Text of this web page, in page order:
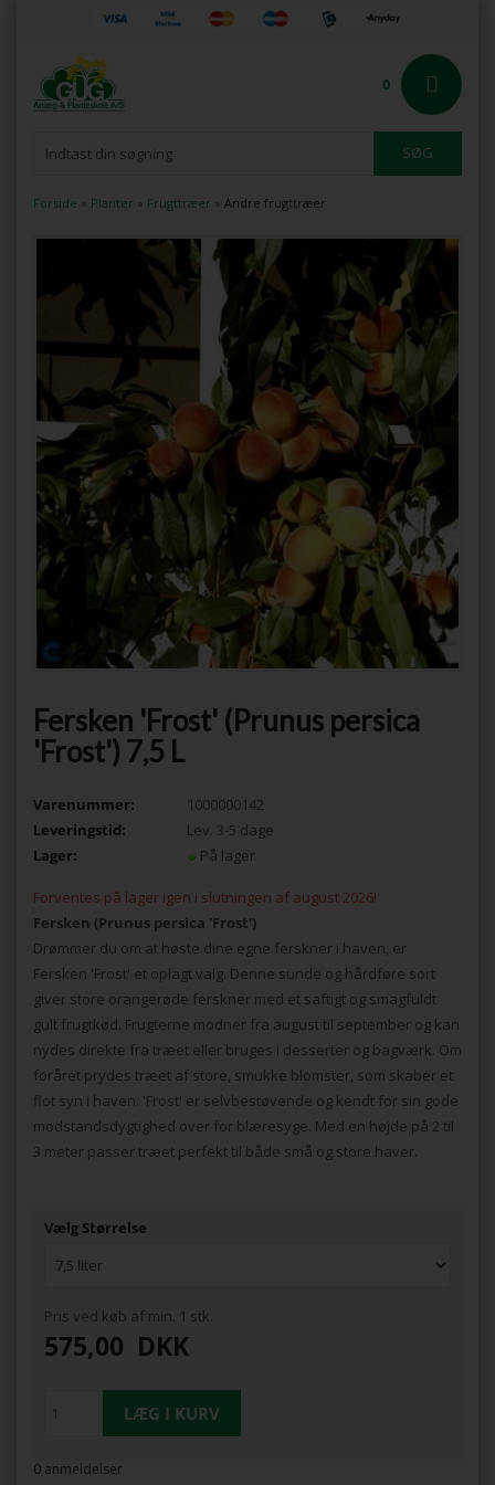
0
Forside » Planter » Frugttræer » Andre frugttræer
Fersken 'Frost' (Prunus persica
'Frost') 7,5 L
Varenummer:
1000000142
Leveringstid:
Lev. 3-5 dage
Lager:
På lager
Forventes på lager igen i slutningen af august 2026!
Fersken (Prunus persica 'Frost')
Drømmer du om at høste dine egne ferskner i haven, er
Fersken 'Frost' et oplagt valg. Denne sunde og hårdføre sort
giver store orangerøde ferskner med et saftigt og smagfuldt
gult frugtkød. Frugterne modner fra august til september og kan
nydes direkte fra træet eller bruges i desserter og bagværk. Om
foråret prydes træet af store, smukke blomster, som skaber et
flot syn i haven. 'Frost' er selvbestøvende og kendt for sin gode
modstandsdygtighed over for blæresyge. Med en højde på 2 til
3 meter passer træet perfekt til både små og store haver.
Vælg Størrelse
Pris ved køb af min. 1 stk.
575,00 DKK
0 anmeldelser